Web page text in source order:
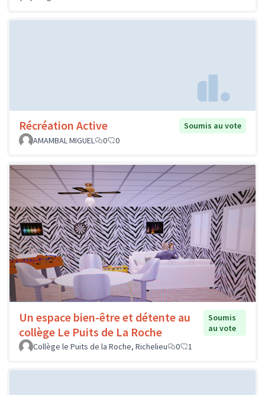
Récréation Active
Soumis au vote
AMAMBAL MIGUEL
0 0
Un espace bien-être et détente au
collège Le Puits de La Roche
Soumis
au vote
Collège le Puits de la Roche, Richelieu
0 1